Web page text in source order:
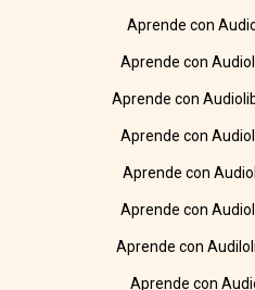
Aprende con
Aprende con
Aprende con
Aprende con
Aprende con
Aprende con
Aprende con
Aprende con